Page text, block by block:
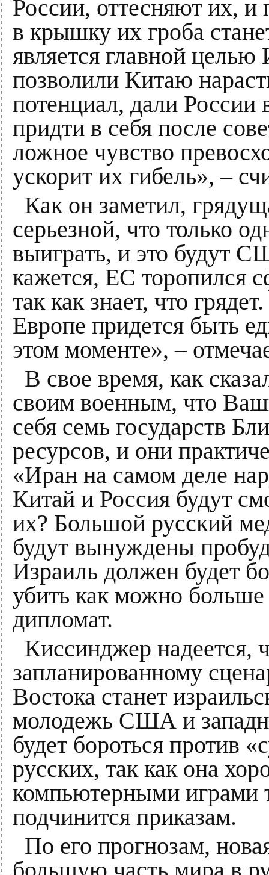
России, оттесняют их, и
в крышку их гроба
является главной
позволили Китаю
потенциал, дали России
придти в себя после
ложное чувство
ускорит их гибель», –
Как он заметил,
серьезной, что только
выиграть, и это будут
кажется, ЕС торопился
так как знает, что
Европе придется быть
этом моменте», –
В свое время, как
своим военным, что
себя семь государств
ресурсов, и они
«Иран на самом деле
Китай и Россия будут
их? Большой русский
будут вынуждены
Израиль должен будет
убить как можно больше
дипломат.
Киссинджер надеется,
запланированному
Востока станет
молодежь США и
будет бороться против
русских, так как она
компьютерными играми
подчинится приказам.
По его прогнозам,